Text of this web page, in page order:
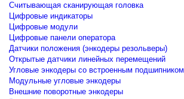
Считывающая сканирующая головка
Цифровые индикаторы
Цифровые модули
Цифровые панели оператора
Датчики положения (энкодеры резольверы)
Открытые датчики линейных перемещений
Угловые энкодеры со встроенным подшипником
Модульные угловые энкодеры
Внешние поворотные энкодеры